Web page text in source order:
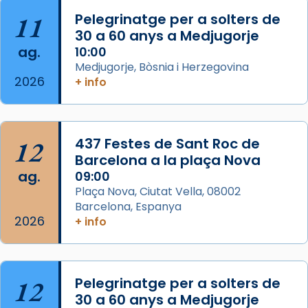
Aquest dilluns, 27 de juliol, ha tingut lloc la
missa d’acció de gràcies en agraïment al
comitè organitzador de la visita apostòlica
del Sant Pare Lleó XIV a Barcelona, i als
col·laboradors, a la Catedral de Barcelona.
concelebrat el bisbe auxiliar de Barcelona,
Mons. David Abadías.
📸 Dr. G. Simón
Photo
View on Facebook
2 weeks ago
11
ag.
2026
Pelegrinatge per a solters de
30 a 60 anys a Medjugorje
10:00
Medjugorje, Bòsnia i Herzegovina
+ info
12
ag.
2026
437 Festes de Sant Roc de
Barcelona a la plaça Nova
09:00
Plaça Nova, Ciutat Vella, 08002
Barcelona, Espanya
+ info
12
Pelegrinatge per a solters de
30 a 60 anys a Medjugorje